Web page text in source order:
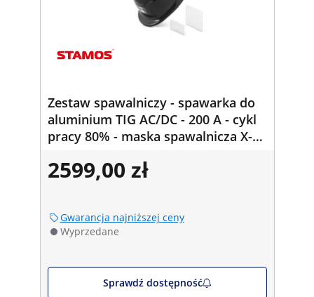
Zestaw spawalniczy - spawarka do
aluminium TIG AC/DC - 200 A - cykl
pracy 80% - maska spawalnicza X-
2599,00 zł
Gwarancja najniższej ceny
Wyprzedane
Sprawdź dostępność